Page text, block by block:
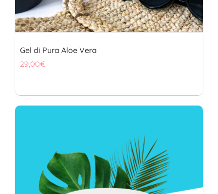
Gel di Pura Aloe Vera
29,00€